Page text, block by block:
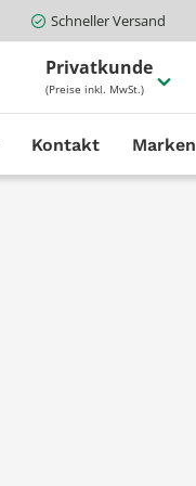
Schneller Versand
Privatkunde
(Preise inkl. MwSt.)
Kontakt Marken